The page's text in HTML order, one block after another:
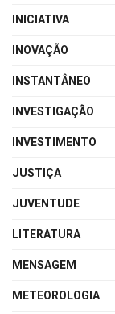
INICIATIVA
INOVAÇÃO
INSTANTÂNEO
INVESTIGAÇÃO
INVESTIMENTO
JUSTIÇA
JUVENTUDE
LITERATURA
MENSAGEM
METEOROLOGIA